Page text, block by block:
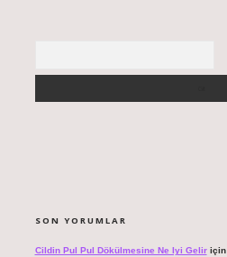
SON YORUMLAR
Cildin Pul Pul Dökülmesine Ne Iyi Geliriçin